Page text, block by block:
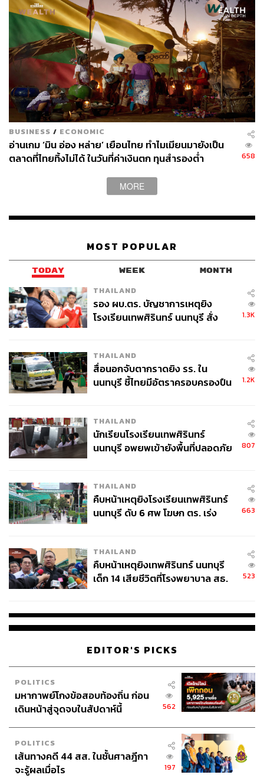
Content Creator สำนักข่าว THE
STANDARD WEALTH
BUSINESS / ECONOMIC
อ่านเกม ‘มิน อ่อง หล่าย’ เยือนไทย ทำไมเมียนมายังเป็น
ตลาดที่ไทยทิ้งไม่ได้ ในวันที่ค่าเงินตก ทุนสำรองต่ำ
658
MORE
MOST POPULAR
TODAY WEEK MONTH
THAILAND
รอง ผบ.ตร. บัญชาการเหตุยิง
โรงเรียนเทพศิรินทร์ นนทบุรี สั่ง
1.3K
THAILAND
สื่อนอกจับตากราดยิง รร. ใน
นนทบุรี ชี้ไทยมีอัตราครอบครองปืน
1.2K
THAILAND
นักเรียนโรงเรียนเทพศิรินทร์
นนทบุรี อพยพเข้ายังพื้นที่ปลอดภัย
807
THAILAND
คืบหน้าเหตุยิงโรงเรียนเทพศิรินทร์
นนทบุรี ดับ 6 ศพ โฆษก ตร. เร่ง
663
THAILAND
คืบหน้าเหตุยิงเทพศิรินทร์ นนทบุรี
เด็ก 14 เสียชีวิตที่โรงพยาบาล สธ.
523
EDITOR'S PICKS
POLITICS
มหากาพย์โกงข้อสอบท้องถิ่น ก่อน
เดินหน้าสู่จุดจบในสัปดาห์นี้
562
POLITICS
เส้นทางคดี 44 สส. ในชั้นศาลฎีกา
จะรู้ผลเมื่อไร
197